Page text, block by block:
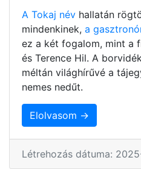
A Tokaj név hallatán
mindenkinek, a
ez a két fogalom, mint a
és Terence Hil. A
méltán világhírűvé a
nemes nedűt.
Elolvasom →
Létrehozás dátuma: